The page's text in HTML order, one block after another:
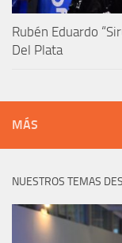
Rubén Eduardo
Del Plata
MÁS
NUESTROS TEMAS